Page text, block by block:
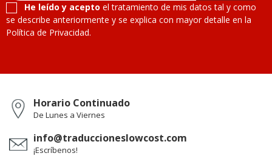
He leído y acepto el tratamiento de mis datos tal y como
se describe anteriormente y se explica con mayor detalle en la
Política de Privacidad.
Horario Continuado
De Lunes a Viernes
info@traduccioneslowcost.com
¡Escríbenos!